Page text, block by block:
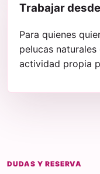
Trabajar
Para quienes
pelucas
actividad propia
DUDAS Y RESERVA